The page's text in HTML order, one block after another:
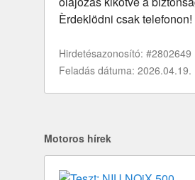
Èrdeklödni csak telefonon!
Hirdetésazonosító: #2802649
Feladás dátuma: 2026.04.19.
Motoros hírek